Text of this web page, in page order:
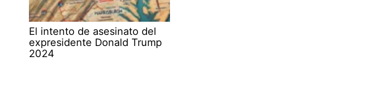
El intento de asesinato del
expresidente Donald Trump
2024